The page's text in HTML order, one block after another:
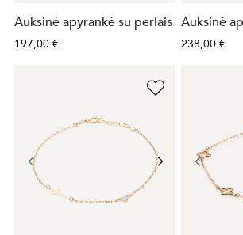
Auksinė apyrankė su perlais
197,00 €
Auksinė
238,00 €